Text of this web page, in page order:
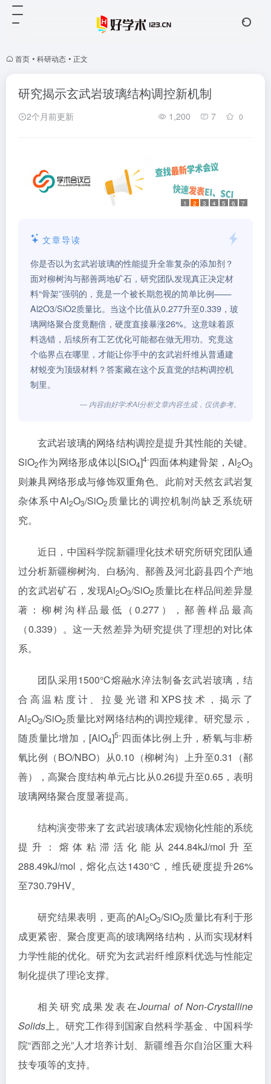
首页 • 科研动态 • 正文
研究揭示玄武岩玻璃结构调控新机制
2个月前更新 1,200 7 0
1 2 3 4 5 6 7
文章导读
你是否以为玄武岩玻璃的性能提升全靠复杂的添加剂？
面对柳树沟与鄯善两地矿石，研究团队发现真正决定材
料“骨架”强弱的，竟是一个被长期忽视的简单比例——
Al2O3/SiO2质量比。当这个比值从0.277升至0.339，玻
璃网络聚合度竟翻倍，硬度直接暴涨26%。这意味着原
料选错，后续所有工艺优化可能都在做无用功。究竟这
个临界点在哪里，才能让你手中的玄武岩纤维从普通建
材蜕变为顶级材料？答案藏在这个反直觉的结构调控机
制里。
— 内容由好学术AI分析文章内容生成，仅供参考。
玄武岩玻璃的网络结构调控是提升其性能的关键。
SiO2作为网络形成体以[SiO4]4-四面体构建骨架，Al2O3
则兼具网络形成与修饰双重角色。此前对天然玄武岩复
杂体系中Al2O3/SiO2 质量比的调控机制尚缺乏系统研
究。
近日，中国科学院新疆理化技术研究所研究团队通
过分析新疆柳树沟、白杨沟、鄯善及河北蔚县四个产地
的玄武岩矿石，发现Al2O3/SiO2 质量比在样品间差异显
著：柳树沟样品最低（0.277），鄯善样品最高
（0.339）。这一天然差异为研究提供了理想的对比体
系。
团队采用1500°C熔融水淬法制备玄武岩玻璃，结
合高温粘度计、拉曼光谱和XPS技术，揭示了
Al2O3/SiO2质量比对网络结构的调控规律。研究显示，
随质量比增加，[AlO4]5-四面体比例上升，桥氧与非桥
氧比例（BO/NBO）从0.10（柳树沟）上升至0.31（鄯
善），高聚合度结构单元占比从0.26提升至0.65，表明
玻璃网络聚合度显著提高。
结构演变带来了玄武岩玻璃体宏观物化性能的系统
提升：熔体粘滞活化能从244.84kJ/mol升至
288.49kJ/mol，熔化点达1430°C，维氏硬度提升26%
至730.79HV。
研究结果表明，更高的Al2O3/SiO2质量比有利于形
成更紧密、聚合度更高的玻璃网络结构，从而实现材料
力学性能的优化。研究为玄武岩纤维原料优选与性能定
制化提供了理论支撑。
相关研究成果发表在Journal of Non-Crystalline
Solids上。研究工作得到国家自然科学基金、中国科学
院“西部之光”人才培养计划、新疆维吾尔自治区重大科
技专项等的支持。